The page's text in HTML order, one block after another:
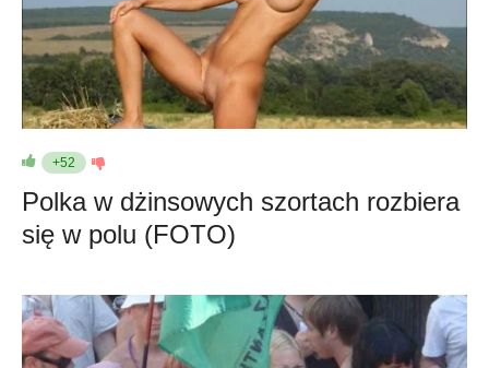
+52
Polka w dżinsowych szortach rozbiera
się w polu (FOTO)